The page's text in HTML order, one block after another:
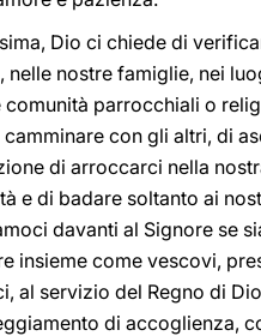
Dio ci chiede di
nelle nostre famiglie, nei
comunità parrocchiali o
con gli altri, di
di arroccarci nella
e di badare soltanto ai
davanti al Signore se
insieme come vescovi,
al servizio del Regno di
di accoglienza,